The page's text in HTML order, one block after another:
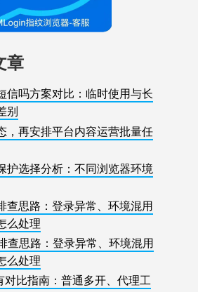
章
信吗方案对比：临时使用与长
别
，再安排平台内容运营批量任
护选择分析：不同浏览器环境
查思路：登录异常、环境混用
么处理
查思路：登录异常、环境混用
么处理
对比指南：普通多开、代理工